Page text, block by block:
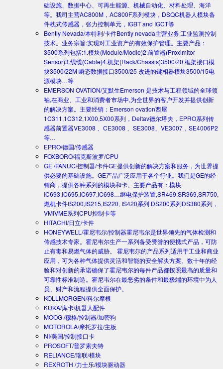
础设施、数据中心、可再生能源、机械自动化、材料处理、海洋
等。我司主营AC800M，AC800F系列模块，DSQC机器人模块备
件枕式传感器，张力控制单元，IGBT and IGCT等
Bently Nevada/本特利/卡件Bently nevada主营业务:工业监测控制
技术。业务宗旨:实现对工业资产的有效保护管理。主要产品：
3500系列包括:1.模块(Module/Modle)2.前置器(Proximitor
Sensor)3.线缆(Cable)4.机架(Rack/Chassis)3500/20 框架接口模
块3500/22M 瞬态数据接口3500/25 改进的键相器模块3500/15电
源模块…等
EMERSON OVATION/艾默生Emerson 是技术与工程领域的全球领
袖,在商业、工业和消费者市场中,为全世界的客户开发并提供创新
的解决方案。主要经销：Emerson ovation西屋
1C311,1C312,1X00,5X00系列，Deltav德尔塔夫，EPRO系列传
感器前置器VE3008 、CE3008 、SE3008、VE3007，SE4006P2
等…
EPRO/德国/传感器
FOXBORO/福克斯波罗/CPU
GE /FANUC/控制器/卡件GE提供创新的解决方案和服务，为世界提
供必要的基础设施。GE产品广泛应用于各个行业。我们是GE的经
销商，提供各种系列的模块和卡。主要产品有：模块
IC693,IC695,IC697,IC698…继电保护装置,SR469,SR369,SR750,
燃机卡件IS200,IS215,IS220, IS420系列 DS200系列DS380系列，
VMIVME系列CPU控制卡等
HITACHI/日立/卡件
HONEYWELL/霍尼韦尔/控制器霍尼韦尔是世界领先的气体检测和
传感技术专家。霍尼韦尔生产一系列备受赞誉的便携式产品，可防
止有毒和易燃气体的威胁。 霍尼韦尔的产品系列适用于工业和商业
应用，可为各种气体提供灵活和智能的安全解决方案。数十年的经
验和对创新的承诺确保了霍尼韦尔的每件产品都按照最高的质量和
可靠性标准制造。霍尼韦尔在最恶劣的条件和最极端的环境中为人
员、财产和流程提供全面保护。
KOLLMORGEN/科尔摩根
KUKA/库卡/机器人配件
MOOG /穆格/控制器/加密狗
MOTOROLA/摩托罗拉/主板
NI/美国/控制接口卡
PROSOFT/普罗索夫特
RELIANCE/瑞联/模块
REXROTH /力士乐/模块驱动器